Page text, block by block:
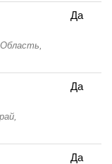
Да
Да
Да